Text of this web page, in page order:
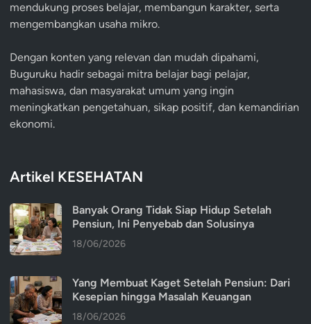
mendukung proses belajar, membangun karakter, serta
mengembangkan usaha mikro.
Dengan konten yang relevan dan mudah dipahami,
Buguruku hadir sebagai mitra belajar bagi pelajar,
mahasiswa, dan masyarakat umum yang ingin
meningkatkan pengetahuan, sikap positif, dan kemandirian
ekonomi.
Artikel KESEHATAN
Banyak Orang Tidak Siap Hidup Setelah
Pensiun, Ini Penyebab dan Solusinya
18/06/2026
Yang Membuat Kaget Setelah Pensiun: Dari
Kesepian hingga Masalah Keuangan
18/06/2026